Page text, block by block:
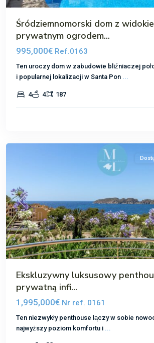
Śródziemnomorski dom z
prywatnym ogrodem...
995,000€ Ref.0163
Ten uroczy dom w zabudowie bliźniaczej
i popularnej lokalizacji w Santa Pon ...
4 4 187
Santa
Poprzedni
Ekskluzywny luksusowy
prywatną infi...
1,995,000€ Nr ref. 0161
Ten niezwykły penthouse łączy w sobie
najwyższy poziom komfortu i ...